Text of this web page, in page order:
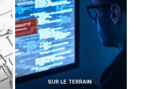
SUR LE TERRAIN